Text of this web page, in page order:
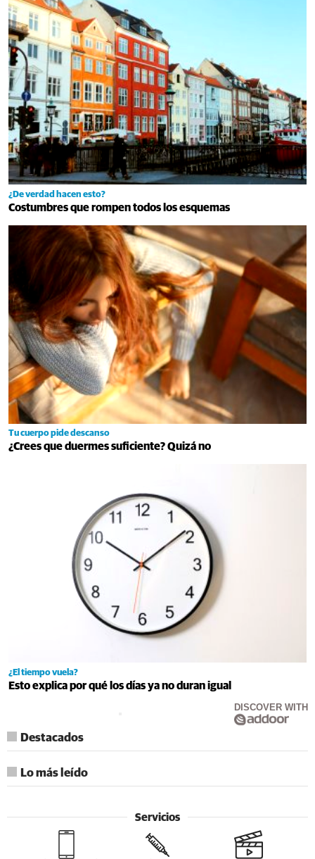
¿De verdad hacen esto?
Costumbres que rompen todos los esquemas
Tu cuerpo pide descanso
¿Crees que duermes suficiente? Quizá no
¿El tiempo vuela?
Esto explica por qué los días ya no duran igual
DISCOVER WITH
Destacados
Lo más leído
Servicios